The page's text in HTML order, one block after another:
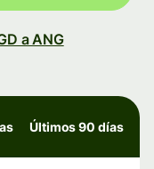
a ANG
Últimos 90 días